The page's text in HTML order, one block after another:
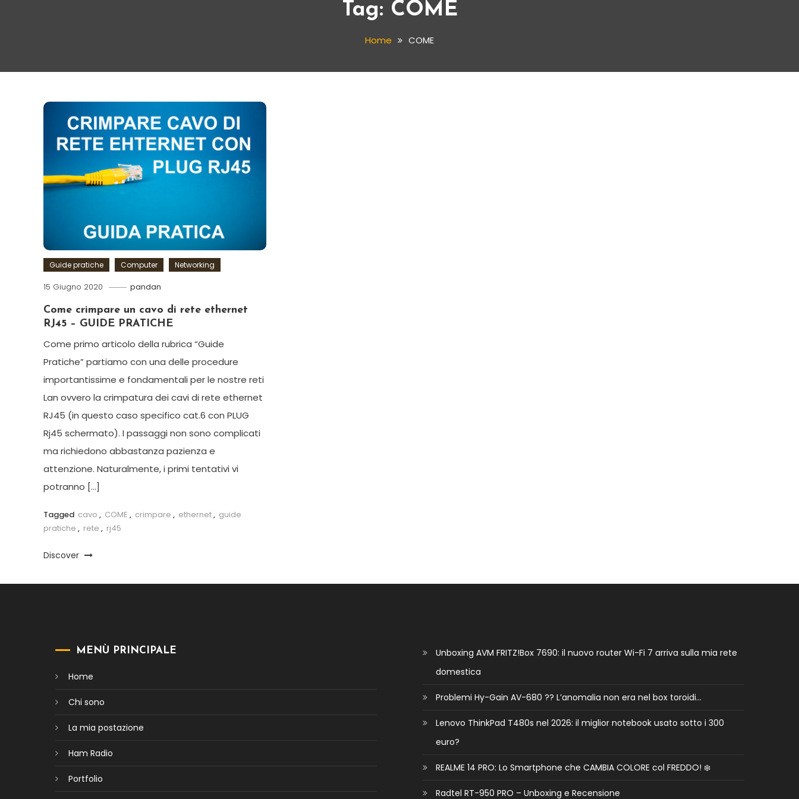
Tag: COME
Home COME
Guide pratiche Computer Networking
15 Giugno 2020 pandan
Come crimpare un cavo di rete ethernet
RJ45 – GUIDE PRATICHE
Come primo articolo della rubrica “Guide
Pratiche” partiamo con una delle procedure
importantissime e fondamentali per le nostre reti
Lan ovvero la crimpatura dei cavi di rete ethernet
RJ45 (in questo caso specifico cat.6 con PLUG
Rj45 schermato). I passaggi non sono complicati
ma richiedono abbastanza pazienza e
attenzione. Naturalmente, i primi tentativi vi
potranno […]
Tagged cavo , COME , crimpare , ethernet, guide
pratiche , rete , rj45
Discover
MENÙ PRINCIPALE
Home
Chi sono
La mia postazione
Ham Radio
Portfolio
Unboxing AVM FRITZ!Box 7690: il nuovo router Wi-Fi 7 arriva sulla mia rete
domestica
Problemi Hy-Gain AV-680 ?? L’anomalia non era nel box toroidi…
Lenovo ThinkPad T480s nel 2026: il miglior notebook usato sotto i 300
euro?
REALME 14 PRO: Lo Smartphone che CAMBIA COLORE col FREDDO! ❄️
Radtel RT-950 PRO – Unboxing e Recensione